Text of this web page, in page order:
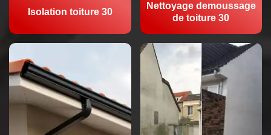
Isolation toiture 30
Nettoyage demoussage
de toiture 30